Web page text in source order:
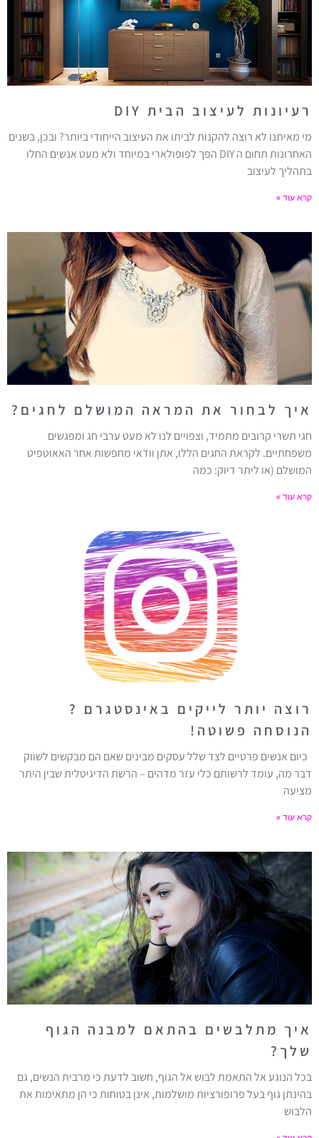
רעיונות לעיצוב הבית DIY
מי מאיתנו לא רוצה להקנות לביתו את העיצוב הייחודי ביותר? ובכן, בשנים
האחרונות תחום ה DIY הפך לפופולארי במיוחד ולא מעט אנשים החלו
בתהליך לעיצוב
קרא עוד »
איך לבחור את המראה המושלם לחגים?
חגי תשרי קרובים מתמיד, וצפויים לנו לא מעט ערבי חג ומפגשים
משפחתיים. לקראת החגים הללו, אתן וודאי מחפשות אחר האאוטפיט
המושלם (או ליתר דיוק: כמה
קרא עוד »
רוצה יותר לייקים באינסטגרם ?
הנוסחה פשוטה!
כיום אנשים פרטיים לצד שלל עסקים מבינים שאם הם מבקשים לשווק
דבר מה, עומד לרשותם כלי עזר מדהים – הרשת הדיגיטלית שבין היתר
מציעה
קרא עוד »
איך מתלבשים בהתאם למבנה הגוף
שלך?
בכל הנוגע אל התאמת לבוש אל הגוף, חשוב לדעת כי מרבית הנשים, גם
בהינתן גוף בעל פרופורציות מושלמות, אינן בטוחות כי הן מתאימות את
הלבוש